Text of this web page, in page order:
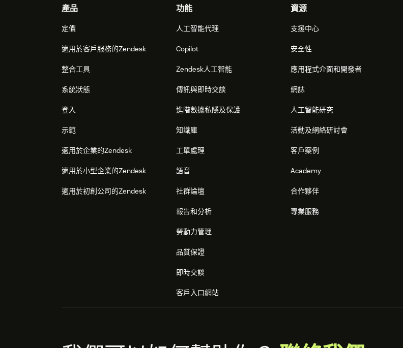
Footer產品
定價
適用於客戶服務的Zendesk
整合工具
系統狀態
登入
示範
適用於企業的Zendesk
適用於小型企業的Zendesk
適用於初創公司的Zendesk
功能
人工智能代理
Copilot
Zendesk人工智能
傳訊與即時交談
進階數據私隱及保護
知識庫
工單處理
語音
社群論壇
報告和分析
勞動力管理
品質保證
即時交談
客戶入口網站
資源
支援中心
安全性
應用程式介面和開發者
網誌
人工智能研究
活動及網絡研討會
客戶案例
Academy
合作夥伴
專業服務